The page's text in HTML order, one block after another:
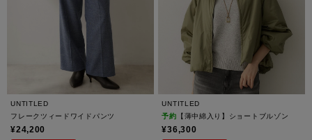
UNTITLED
フレークツィードワイドパンツ
¥24,200
UNTITLED
予約 【薄中綿入り】ショートブルゾン
¥36,300